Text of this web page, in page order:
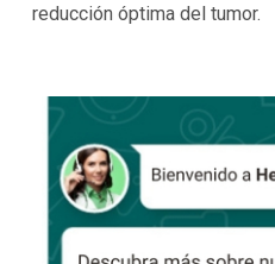
reducción óptima del tumor.